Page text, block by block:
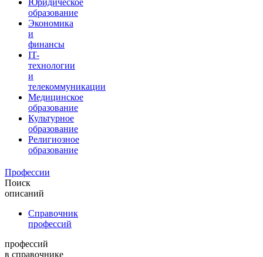
образование
Экономика
и
финансы
IT-
технологии
и
телекоммуникации
Медицинское
образование
Культурное
образование
Религиозное
образование
Профессии
Поиск
описаний
Справочник
профессий
профессий
в справочнике